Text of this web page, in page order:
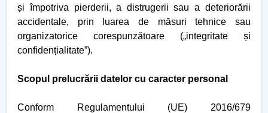
și împotriva pierderii, a distrugerii sau a deteriorării
accidentale, prin luarea de măsuri tehnice sau
organizatorice corespunzătoare („integritate și
confidențialitate”).
Scopul prelucrării datelor cu caracter personal
Conform Regulamentului (UE) 2016/679